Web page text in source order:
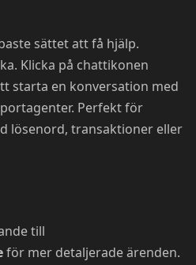
sättet att få hjälp.
Klicka på chattikonen
starta en konversation med
Perfekt för
lösenord, transaktioner eller
till
för mer detaljerade ärenden.